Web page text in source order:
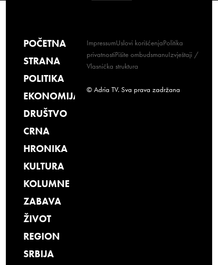
POČETNA
STRANA
POLITIKA
EKONOMIJA
DRUŠTVO
CRNA
HRONIKA
KULTURA
KOLUMNE
ZABAVA
ŽIVOT
REGION
SRBIJA
ImpressumUslovi korišćenjaPolitika
privatnostiPišite ombudsmanuIzvještaji /
Vlasnička struktura
© Adria TV. Sva prava zadržana